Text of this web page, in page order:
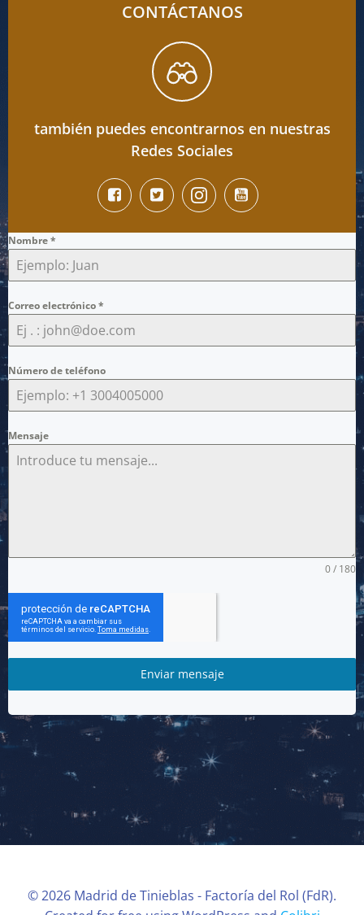
CONTÁCTANOS
también puedes encontrarnos en nuestras
Redes Sociales
Nombre*
Correo electrónico*
Número de teléfono
Mensaje
0 / 180
Enviar mensaje
© 2026 Madrid de Tinieblas - Factoría del Rol (FdR).